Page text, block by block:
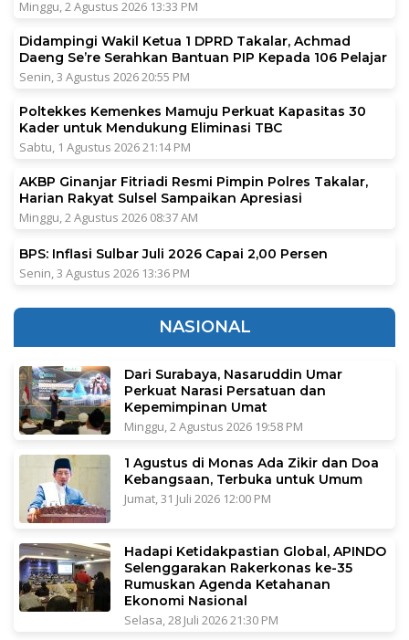
Minggu, 2 Agustus 2026 13:33 PM
Didampingi Wakil Ketua 1 DPRD Takalar, Achmad
Daeng Se’re Serahkan Bantuan PIP Kepada 106 Pelajar
Senin, 3 Agustus 2026 20:55 PM
Poltekkes Kemenkes Mamuju Perkuat Kapasitas 30
Kader untuk Mendukung Eliminasi TBC
Sabtu, 1 Agustus 2026 21:14 PM
AKBP Ginanjar Fitriadi Resmi Pimpin Polres Takalar,
Harian Rakyat Sulsel Sampaikan Apresiasi
Minggu, 2 Agustus 2026 08:37 AM
BPS: Inflasi Sulbar Juli 2026 Capai 2,00 Persen
Senin, 3 Agustus 2026 13:36 PM
NASIONAL
Dari Surabaya, Nasaruddin Umar
Perkuat Narasi Persatuan dan
Kepemimpinan Umat
Minggu, 2 Agustus 2026 19:58 PM
1 Agustus di Monas Ada Zikir dan Doa
Kebangsaan, Terbuka untuk Umum
Jumat, 31 Juli 2026 12:00 PM
Hadapi Ketidakpastian Global, APINDO
Selenggarakan Rakerkonas ke-35
Rumuskan Agenda Ketahanan
Ekonomi Nasional
Selasa, 28 Juli 2026 21:30 PM